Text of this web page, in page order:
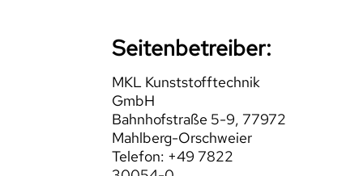
Seitenbetreiber:
MKL Kunststofftechnik
GmbH
Bahnhofstraße 5-9, 77972
Mahlberg-Orschweier
Telefon: +49 7822